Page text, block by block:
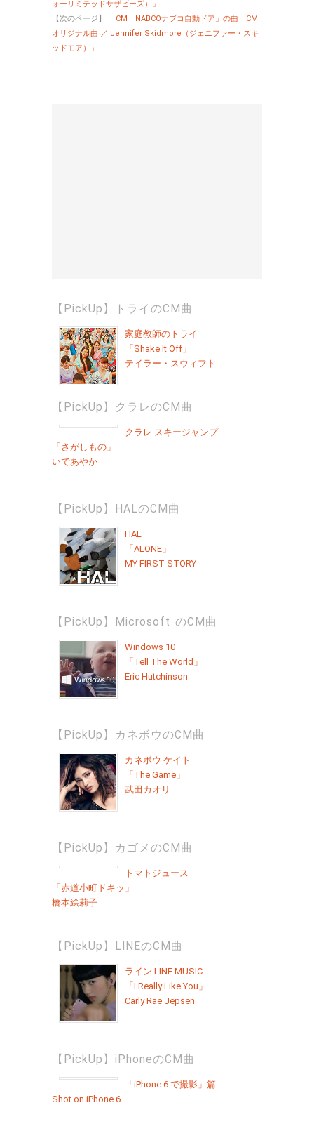
ォーリミテッドサザビーズ）」
【次のページ】→ CM「NABCOナブコ自動ドア」の曲「CM
オリジナル曲 ／ Jennifer Skidmore（ジェニファー・スキ
ッドモア）」
【PickUp】トライのCM曲
家庭教師のトライ
「Shake It Off」
テイラー・スウィフト
【PickUp】クラレのCM曲
クラレ スキージャンプ
「さがしもの」
いであやか
【PickUp】HALのCM曲
HAL
「ALONE」
MY FIRST STORY
【PickUp】Microsoft のCM曲
Windows 10
「Tell The World」
Eric Hutchinson
【PickUp】カネボウのCM曲
カネボウ ケイト
「The Game」
武田カオリ
【PickUp】カゴメのCM曲
トマトジュース
「赤道小町ドキッ」
橋本絵莉子
【PickUp】LINEのCM曲
ライン LINE MUSIC
「I Really Like You」
Carly Rae Jepsen
【PickUp】iPhoneのCM曲
「iPhone 6 で撮影」篇
Shot on iPhone 6